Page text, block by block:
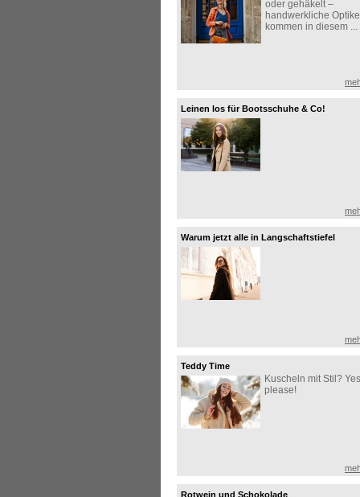
oder gehäkelt –
handwerkliche
kommen in diesem ...
Leinen los für Bootsschuhe & Co!
Warum jetzt alle in Langschaftstiefel
investieren!
Teddy Time
Kuscheln mit Stil?
please!
Rotwein und Schokolade